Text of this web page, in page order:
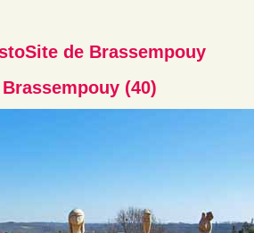
de Brassempouy
Brassempouy (40)